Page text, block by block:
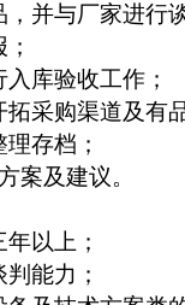
并与厂家进行
库验收工作；
采购渠道及有
存档；
案及建议。
以上；
能力；